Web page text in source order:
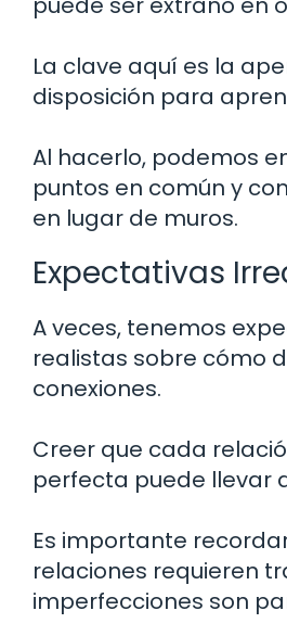
La clave aquí es la
disposición para
Al hacerlo, podemos
puntos en común y
en lugar de muros.
Expectativas
A veces, tenemos
realistas sobre cómo
conexiones.
Creer que cada
perfecta puede llevar
Es importante
relaciones requieren
imperfecciones son